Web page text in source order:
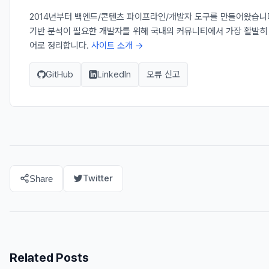
2014년부터 백엔드/콘텐츠 파이프라인/개발자 도구를 만들어왔습
기반 분석이 필요한 개발자를 위해 국내외 커뮤니티에서 가장 활발
어로 정리합니다. 사이트 소개 →
GitHub LinkedIn 오류 신고
Share Twitter
Related Posts